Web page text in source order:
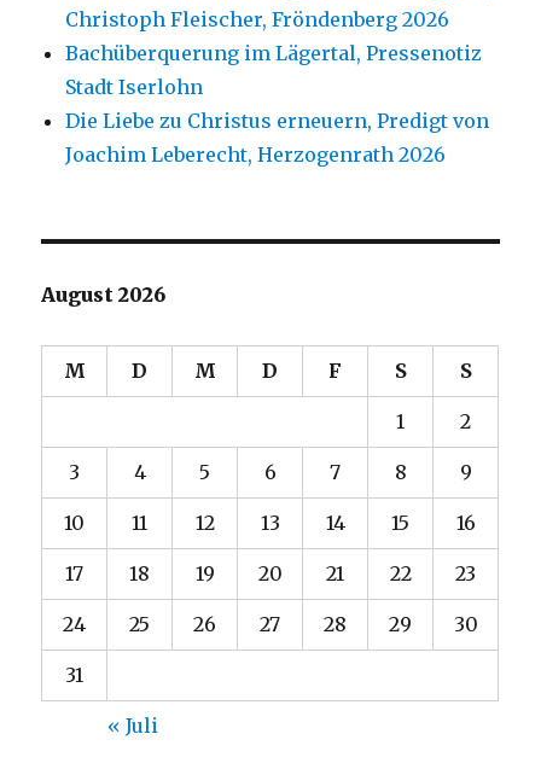
Christoph Fleischer, Fröndenberg 2026
Bachüberquerung im Lägertal, Pressenotiz
Stadt Iserlohn
Die Liebe zu Christus erneuern, Predigt von
Joachim Leberecht, Herzogenrath 2026
August 2026
M D M D F S S
1 2
3 4 5 6 7 8 9
10 11 12 13 14 15 16
17 18 19 20 21 22 23
24 25 26 27 28 29 30
31
« Juli